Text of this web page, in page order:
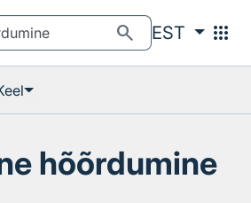
search EST apps
hõõrdumine